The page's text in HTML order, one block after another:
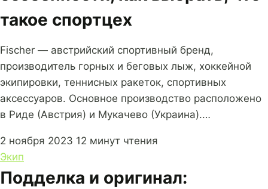
такое спортцех
Fischer — австрийский спортивный бренд,
производитель горных и беговых лыж, хоккейной
экипировки, теннисных ракеток, спортивных
аксессуаров. Основное производство расположено
в Риде (Австрия) и Мукачево (Украина).…
2 ноября 2023 12 минут чтения
Экип
Подделка и оригинал: